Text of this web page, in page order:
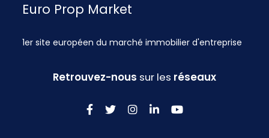
Euro Prop Market
1er site européen du marché immobilier d'entreprise
Retrouvez-nous sur les réseaux